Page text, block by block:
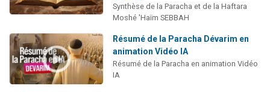
Synthèse de la Paracha et de la Haftara
Moshé 'Haïm SEBBAH
Résumé de la Paracha Dévarim en
animation Vidéo IA
Résumé de la Paracha en animation Vidéo
IA